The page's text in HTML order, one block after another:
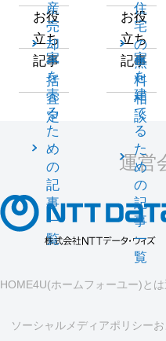
産
売
却
一
括
査
定
お役
立ち
記事
家
を
売
る
た
め
の
記
事
一
覧
住
宅
の
無
料
相
談
お役
立ち
記事
家
を
建
て
る
た
め
の
記
事
一
覧
運営
HOME4U(ホームフォーユー)とは
ソーシャルメディアポリシー